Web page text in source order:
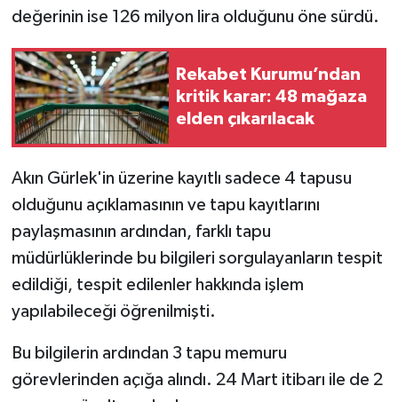
değerinin ise 126 milyon lira olduğunu öne sürdü.
Rekabet Kurumu’ndan
kritik karar: 48 mağaza
elden çıkarılacak
Akın Gürlek'in üzerine kayıtlı sadece 4 tapusu
olduğunu açıklamasının ve tapu kayıtlarını
paylaşmasının ardından, farklı tapu
müdürlüklerinde bu bilgileri sorgulayanların tespit
edildiği, tespit edilenler hakkında işlem
yapılabileceği öğrenilmişti.
Bu bilgilerin ardından 3 tapu memuru
görevlerinden açığa alındı. 24 Mart itibarı ile de 2